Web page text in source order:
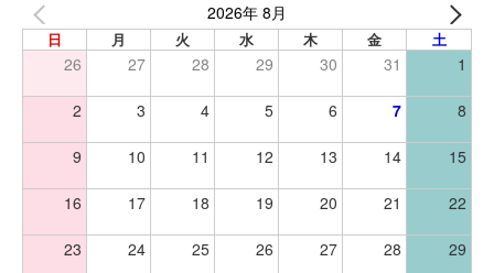
2026年 8月
日 月 火 水 木 金 土
26 27 28 29 30 31 1
2 3 4 5 6 7 8
9 10 11 12 13 14 15
16 17 18 19 20 21 22
23 24 25 26 27 28 29